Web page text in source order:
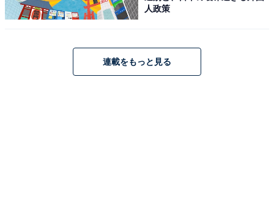
ゼンハイザー「MOMENTUM 5 Wireless」
人政策
連載をもっと見る